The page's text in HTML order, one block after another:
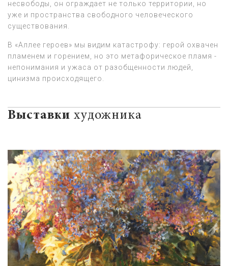
несвободы, он ограждает не только территории, но
уже и пространства свободного человеческого
существования.
В «Аллее героев» мы видим катастрофу: герой охвачен
пламенем и горением, но это метафорическое пламя -
непонимания и ужаса от разобщенности людей,
цинизма происходящего.
Выставки художника